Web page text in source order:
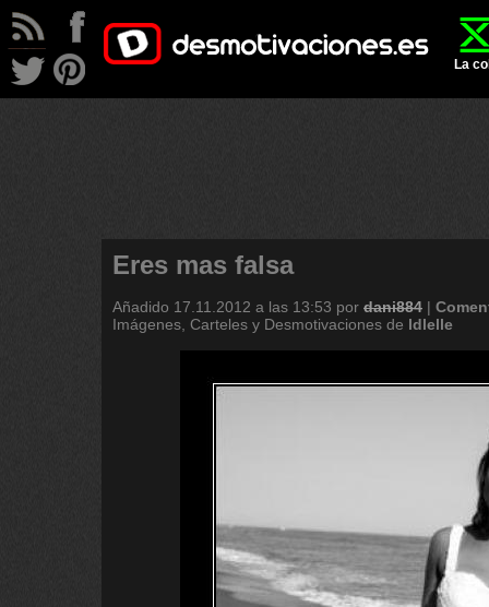
La
Eres mas falsa
Añadido 17.11.2012 a las 13:53 por dani884 |
Imágenes, Carteles y Desmotivaciones de ldlelle